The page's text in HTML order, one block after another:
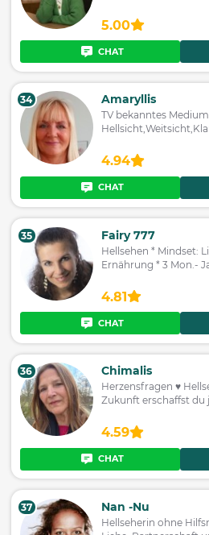
5.00
CHAT
34 Amaryllis
TV bekanntes Medium
4.94
CHAT
35 Fairy 777
Hellsehen * Mindset:
Ernährung * 3 Mon.-
4.81
CHAT
36 Chimalis
Herzensfragen ♥
Zukunft erschaffst du
4.59
CHAT
37 Nan -Nu
Hellseherin ohne